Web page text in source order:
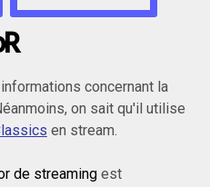
concernant la
on sait qu'il utilise
en stream.
de streamingest